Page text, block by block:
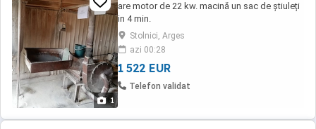
1
are motor de 22 kw. macină un sac de știuleți
in 4 min.
Stolnici, Arges
azi 00:28
1 522 EUR
Telefon validat